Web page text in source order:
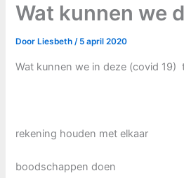
Wat kunnen we
Door Liesbeth/ 5 april 2020
Wat kunnen we in deze (covid 19)
rekening houden met elkaar
boodschappen doen